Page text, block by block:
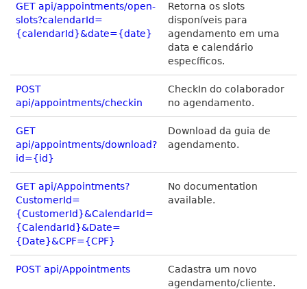
GET api/appointments/open-
slots?calendarId=
{calendarId}&date={date}
Retorna os slots
disponíveis para
agendamento em uma
data e calendário
específicos.
POST
api/appointments/checkin
CheckIn do colaborador
no agendamento.
GET
api/appointments/download?
id={id}
Download da guia de
agendamento.
GET api/Appointments?
CustomerId=
{CustomerId}&CalendarId=
{CalendarId}&Date=
{Date}&CPF={CPF}
No documentation
available.
POST api/Appointments
Cadastra um novo
agendamento/cliente.